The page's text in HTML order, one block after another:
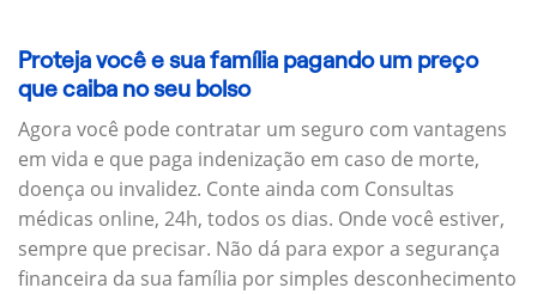
Proteja você e sua família pagando um preço
que caiba no seu bolso
Agora você pode contratar um seguro com vantagens
em vida e que paga indenização em caso de morte,
doença ou invalidez. Conte ainda com Consultas
médicas online, 24h, todos os dias. Onde você estiver,
sempre que precisar. Não dá para expor a segurança
financeira da sua família por simples desconhecimento